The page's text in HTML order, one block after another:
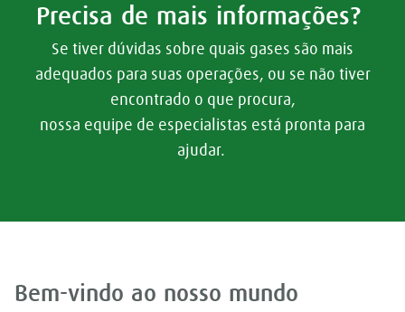
Precisa de mais informações?
Se tiver dúvidas sobre quais gases são mais
adequados para suas operações, ou se não tiver
encontrado o que procura,
nossa equipe de especialistas está pronta para
ajudar.
Bem-vindo ao nosso mundo